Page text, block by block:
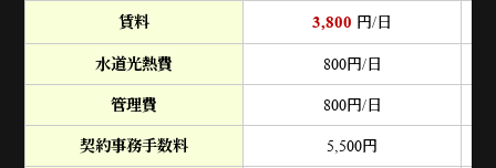
賃料 3,800 円/日
水道光熱費 800円/日
管理費 800円/日
契約事務手数料 5,500円